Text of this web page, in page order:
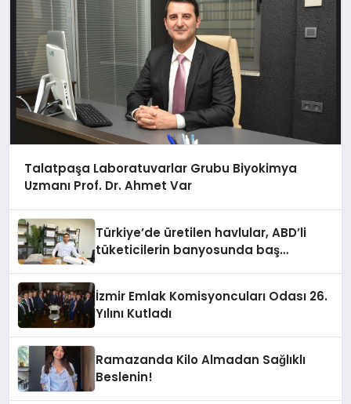
Talatpaşa Laboratuvarlar Grubu Biyokimya
Uzmanı Prof. Dr. Ahmet Var
Türkiye’de üretilen havlular, ABD’li
tüketicilerin banyosunda baş
İzmir Emlak Komisyoncuları Odası 26.
Yılını Kutladı
Ramazanda Kilo Almadan Sağlıklı
Beslenin!